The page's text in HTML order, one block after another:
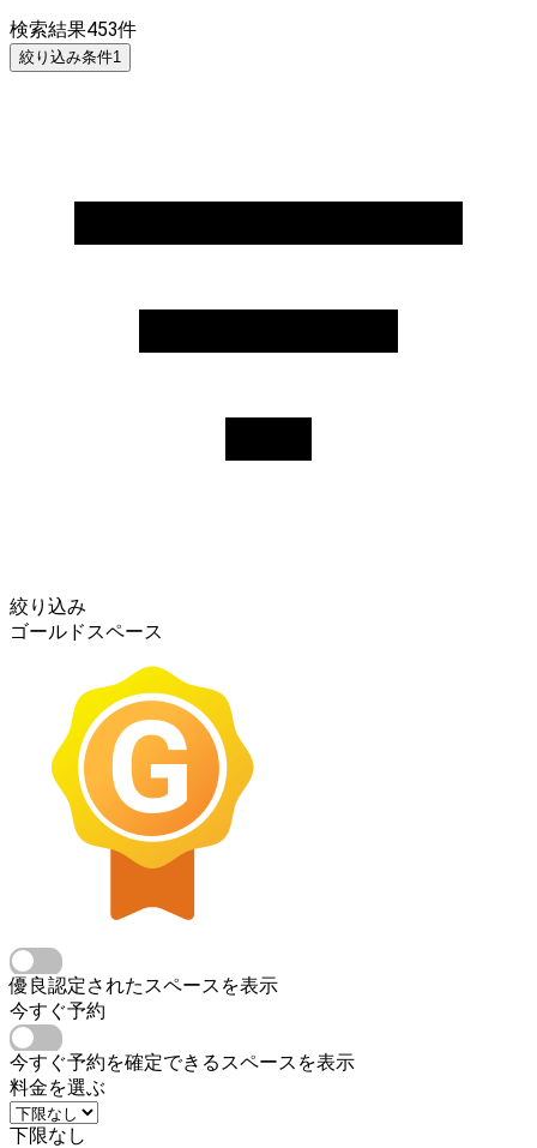
検索結果453件
絞り込み条件1
絞り込み
ゴールドスペース
優良認定されたスペースを表示
今すぐ予約
今すぐ予約を確定できるスペースを表示
料金を選ぶ
下限なし